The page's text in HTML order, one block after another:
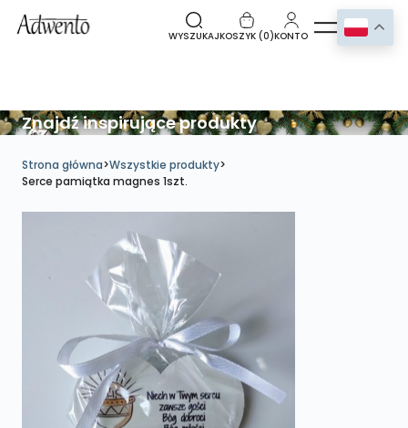
WYSZUKAJKOSZYK (0)KONTO
Znajdź inspirujące produkty
Strona główna>Wszystkie produkty>
Serce pamiątka magnes 1szt.